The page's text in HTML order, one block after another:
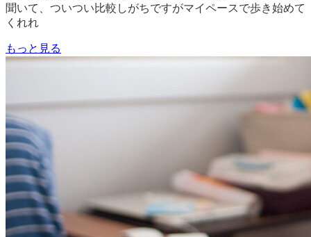
聞いて、ついつい比較しがちですがマイペースで歩き始めて
くれれ
もっと見る